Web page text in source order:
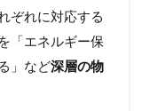
ぞれに対応する
「エネルギー保
」など深層の物